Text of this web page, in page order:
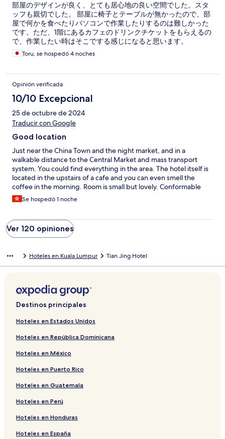
部屋のデザインが良く、とても居心地の良い空間でした。スタ
ッフも親切でした。 部屋に椅子とテーブルが無かったので、部
屋で何かを食べたりパソコンで作業したりするのは難しかった
です。ただ、1階にあるカフェのドリンクチケットをもらえるの
で、作業したい時はそこでする感じになると思います。
Toru, se hospedó 4 noches
Opinión verificada
10/10 Excepcional
25 de octubre de 2024
Traducir con Google
Good location
Just near the China Town and the night market, and in a
walkable distance to the Central Market and mass transport
system. You could find everything in the area. The hotel itself is
located in the upstairs of a cafe and you can even smell the
coffee in the morning. Room is small but lovely. Conformable
stay!Se hospedó 1 noche
Ver 120 opiniones
Hoteles en Kuala Lumpur Tian Jing Hotel
Destinos principales
Hoteles en Estados Unidos
Hoteles en República Dominicana
Hoteles en México
Hoteles en Puerto Rico
Hoteles en Guatemala
Hoteles en Perú
Hoteles en Honduras
Hoteles en España